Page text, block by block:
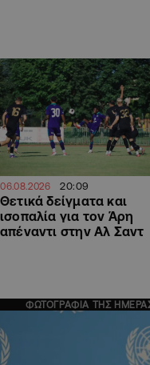
06.08.2026 20:09
Θετικά δείγματα και
ισοπαλία για τον Άρη
απέναντι στην Αλ Σαντ
ΦΩΤΟΓΡΑΦΙΑ ΤΗΣ